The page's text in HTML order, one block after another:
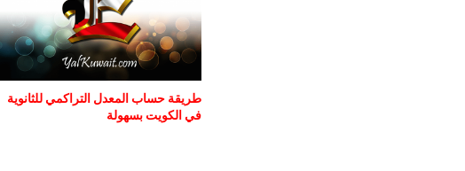
طريقة حساب المعدل التراكمي للثانوية
في الكويت بسهولة